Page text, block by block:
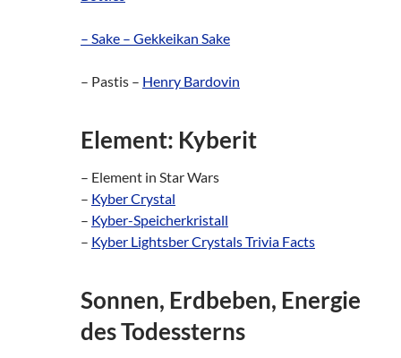
– Sake – Gekkeikan Sake
– Pastis – Henry Bardovin
Element: Kyberit
– Element in Star Wars
– Kyber Crystal
– Kyber-Speicherkristall
– Kyber Lightsber Crystals Trivia Facts
Sonnen, Erdbeben, Energie
des Todessterns